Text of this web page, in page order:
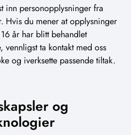
inn personopplysninger fra
Hvis du mener at opplysninger
år har blitt behandlet
vennligst ta kontakt med oss
og iverksette passende tiltak.
og